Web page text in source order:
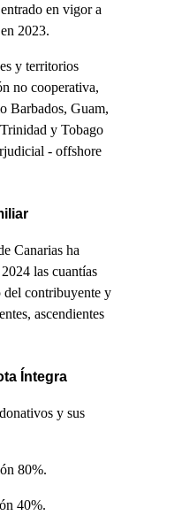
en vigor a
2023.
y territorios
no cooperativa,
Barbados, Guam,
y Tobago
- offshore
Canarias ha
las cuantías
del contribuyente y
ascendientes
Íntegra
y sus
80%.
40%.